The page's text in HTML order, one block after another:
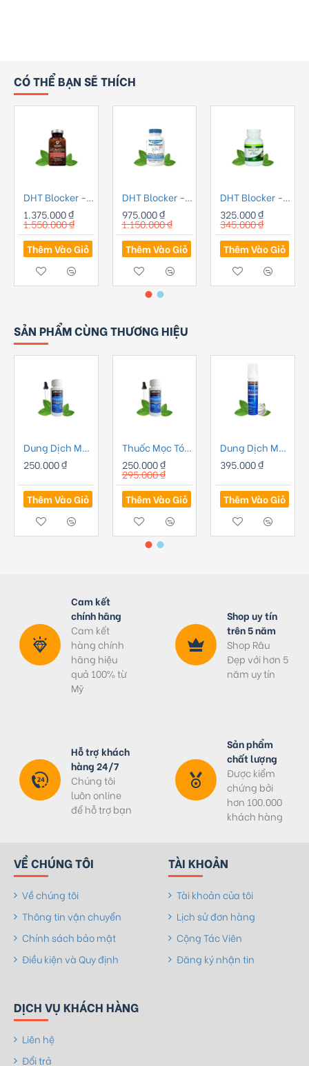
CÓ THỂ BẠN SẼ THÍCH
DHT Blocker - Viên uống chống rụng tóc Advanced Trichology DHT Blocker
1.375.000 ₫
1.550.000 ₫
Thêm Vào Giỏ
DHT Blocker - Viên Uống Hỗ Trợ Mọc Tóc HairOmega DHT 43 Thành Phần Giúp Tóc Khỏe Mạnh
975.000 ₫
1.150.000 ₫
Thêm Vào Giỏ
DHT Blocker - Viên uống Organic DHT Blocker GlossyLife Sciences 60 Viên - India
325.000 ₫
345.000 ₫
Thêm Vào Giỏ
SẢN PHẨM CÙNG THƯƠNG HIỆU
Dung Dịch Mọc Râu Kirkland Minoxidil 5% Dạng Lỏng - Nam
250.000 ₫
Thêm Vào Giỏ
Thuốc Mọc Tóc Kirkland Minoxidil 5% Dạng Lỏng
250.000 ₫
295.000 ₫
Thêm Vào Giỏ
Dung Dịch Mọc Râu Kirkland Minoxidil 5% Dạng Bọt - Nam
395.000 ₫
Thêm Vào Giỏ
Cam kết
chính hãng
Cam kết
hàng chính
hãng hiệu
quả 100% từ
Mỹ
Shop uy tín
trên 5 năm
Shop Râu
Đẹp với hơn 5
năm uy tín
Hỗ trợ khách
hàng 24/7
Chúng tôi
luôn online
để hỗ trợ bạn
Sản phẩm
chất lượng
Được kiểm
chứng bởi
hơn 100.000
khách hàng
VỀ CHÚNG TÔI
Về chúng tôi
Thông tin vận chuyển
Chính sách bảo mật
Điều kiện và Quy định
TÀI KHOẢN
Tài khoản của tôi
Lịch sử đơn hàng
Cộng Tác Viên
Đăng ký nhận tin
DỊCH VỤ KHÁCH HÀNG
Liên hệ
Đổi trả